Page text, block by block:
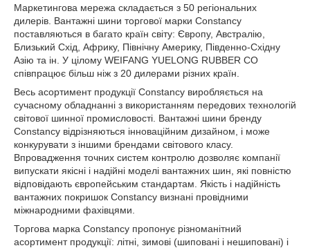
Маркетингова мережа складається з 50 регіональних
дилерів. Вантажні шини торгової марки Constancy
поставляються в багато країн світу: Європу, Австралію,
Близький Схід, Африку, Північну Америку, Південно-Східну
Азію та ін. У цілому WEIFANG YUELONG RUBBER CO
співпрацює більш ніж з 20 дилерами різних країн.
Весь асортимент продукції Constancy виробляється на
сучасному обладнанні з використанням передових технологій
світової шинної промисловості. Вантажні шини бренду
Constancy відрізняються інноваційним дизайном, і може
конкурувати з іншими брендами світового класу.
Впровадження точних систем контролю дозволяє компанії
випускати якісні і надійні моделі вантажних шин, які повністю
відповідають європейським стандартам. Якість і надійність
вантажних покришок Constancy визнані провідними
міжнародними фахівцями.
Торгова марка Constancy пропонує різноманітний
асортимент продукції: літні, зимові (шиповані і нешиповані) і